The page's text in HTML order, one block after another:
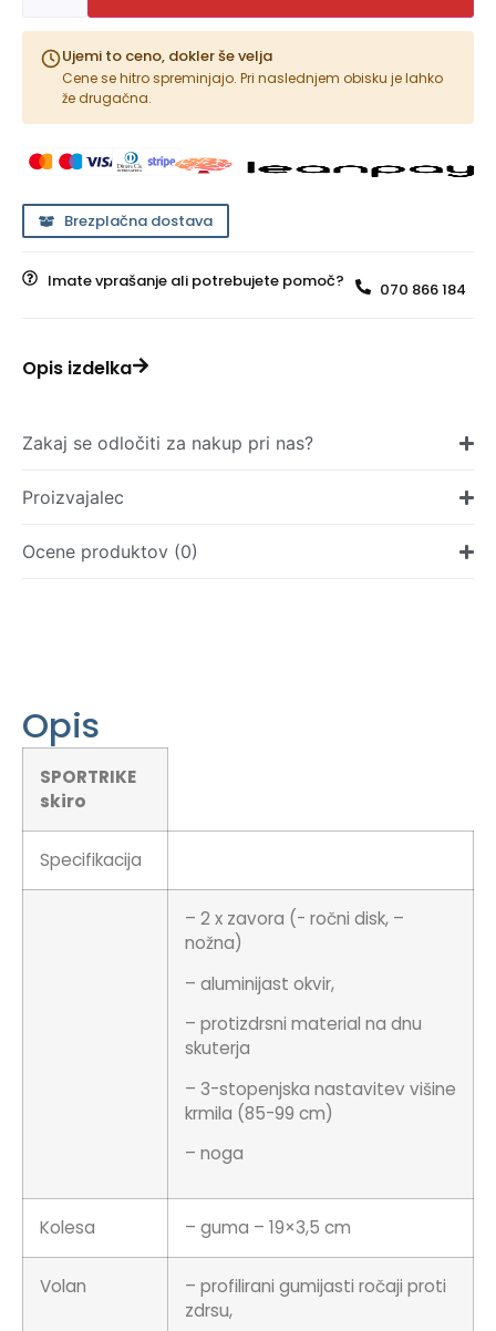
Ujemi to ceno, dokler še velja
Cene se hitro spreminjajo. Pri naslednjem obisku je lahko
že drugačna.
Brezplačna dostava
Imate vprašanje ali potrebujete pomoč? 070 866 184
Opis izdelka
Zakaj se odločiti za nakup pri nas?
Proizvajalec
Ocene produktov (0)
Opis
SPORTRIKE
skiro
Specifikacija
– 2 x zavora (- ročni disk, –
nožna)
– aluminijast okvir,
– protizdrsni material na dnu
skuterja
– 3-stopenjska nastavitev višine
krmila (85-99 cm)
– noga
Kolesa – guma – 19×3,5 cm
Volan
– profilirani gumijasti ročaji proti
zdrsu,